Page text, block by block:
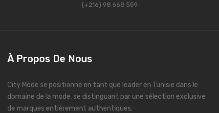
(+216) 98 668 559
À Propos De Nous
City Mode se positionne en tant que leader en Tunisie dans le
domaine de la mode, se distinguant par une sélection exclusive
de marques entièrement authentiques.